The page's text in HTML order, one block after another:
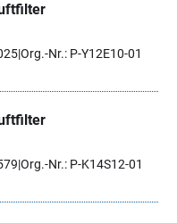
Org.-Nr.: P-Y12E10-01
Org.-Nr.: P-K14S12-01